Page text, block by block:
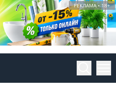
РЕКЛАМА • 18+